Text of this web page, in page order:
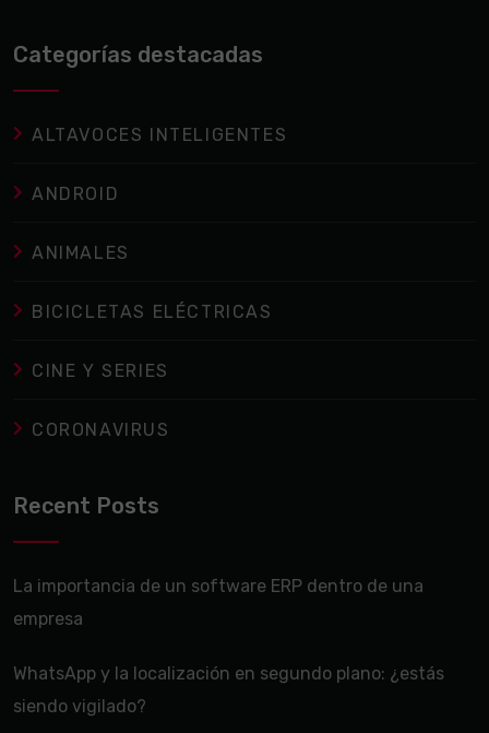
Categorías destacadas
ALTAVOCES INTELIGENTES
ANDROID
ANIMALES
BICICLETAS ELÉCTRICAS
CINE Y SERIES
CORONAVIRUS
Recent Posts
La importancia de un software ERP dentro de una
empresa
WhatsApp y la localización en segundo plano: ¿estás
siendo vigilado?